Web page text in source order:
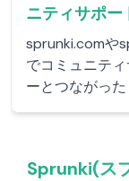
ニティサポー
sprunki.comや
でコミュニテ
ーとつながった
Sprunki(ス